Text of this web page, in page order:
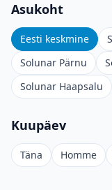
Asukoht
Eesti keskmine
Solunar Pärnu
Solunar Haapsalu
Kuupäev
Täna Homme